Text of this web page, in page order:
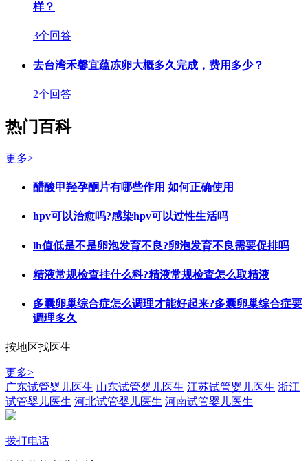
样？
3个回答
去台湾禾馨宜蕴冻卵大概多久完成，费用多少？
2个回答
热门百科
更多>
醋酸甲羟孕酮片有哪些作用 如何正确使用
hpv可以治愈吗?感染hpv可以过性生活吗
lh值低是不是卵泡发育不良?卵泡发育不良需要促排吗
精液常规检查挂什么科?精液常规检查怎么取精液
多囊卵巢综合症怎么调理才能好起来?多囊卵巢综合症要
调理多久
按地区找医生
更多>
广东试管婴儿医生 山东试管婴儿医生 江苏试管婴儿医生 浙江
试管婴儿医生 河北试管婴儿医生 河南试管婴儿医生
拨打电话